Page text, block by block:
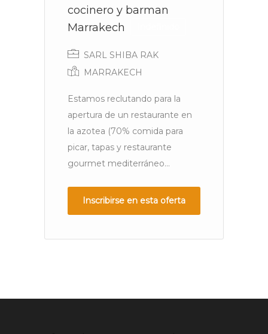
cocinero y barman
Marrakech
SARL SHIBA RAK
MARRAKECH
Estamos reclutando para la
apertura de un restaurante en
la azotea (70% comida para
picar, tapas y restaurante
gourmet mediterráneo...
Inscribirse en esta oferta